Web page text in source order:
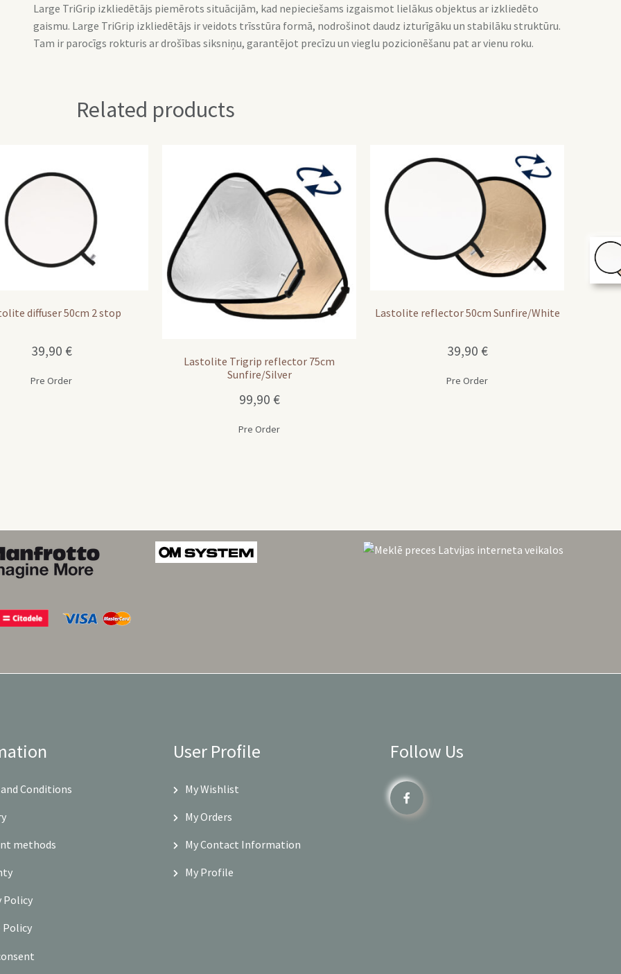
Large TriGrip izkliedētājs piemērots situācijām, kad nepieciešams izgaismot lielākus objektus ar izkliedēto
gaismu. Large TriGrip izkliedētājs ir veidots trīsstūra formā, nodrošinot daudz izturīgāku un stabilāku struktūru.
Tam ir parocīgs rokturis ar drošības siksniņu, garantējot precīzu un vieglu pozicionēšanu pat ar vienu roku.
Related products
diffuser 50cm 2 stop
39,90 €
Pre Order
Lastolite Trigrip reflector 75cm
Sunfire/Silver
99,90 €
Pre Order
Lastolite reflector 50cm Sunfire/White
39,90 €
Pre Order
Conditions
methods
Policy
Policy
User Profile
My Wishlist
My Orders
My Contact Information
My Profile
Follow Us